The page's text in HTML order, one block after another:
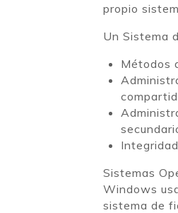
propio
Un Sistema
Métodos
Sistemas
Windows
sistema de